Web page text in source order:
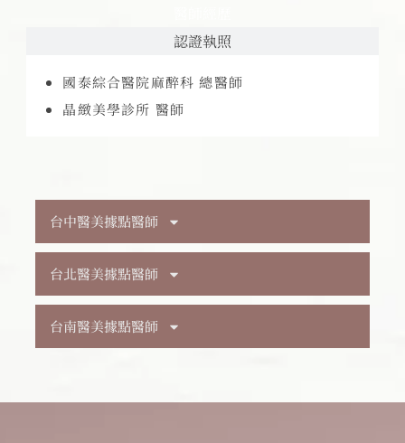
台中醫美據點醫師
台北醫美據點醫師
台南醫美據點醫師
認證執照
國泰綜合醫院麻醉科 總醫師
晶緻美學診所 醫師